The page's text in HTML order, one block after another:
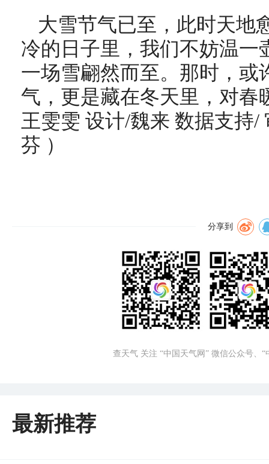
大雪节气已至， 此时天地
冷的日子里， 我们不妨温一
一场雪翩然而至。那时，或
气，更是藏在冬天里，对春
王雯雯 设计/魏来 数据支持/
芬 ）
分享到
查天气 关注 “中国天气网” 微信公众号、
最新推荐